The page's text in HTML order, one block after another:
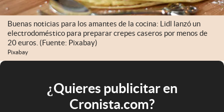
Buenas noticias para los amantes de la cocina: Lidl lanzó un
electrodoméstico para preparar crepes caseros por menos de
20 euros. (Fuente: Pixabay)
Pixabay
¿Quieres publicitar en
Cronista.com?